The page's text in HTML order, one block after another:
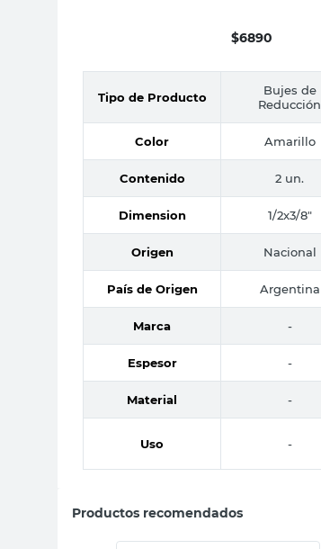
$6890
Tipo de Producto
Bujes de
Reducción
Color Amarillo
Contenido 2 un.
Dimension 1/2x3/8"
Origen Nacional
País de Origen Argentina
Marca -
Espesor -
Material -
Uso -
Productos recomendados